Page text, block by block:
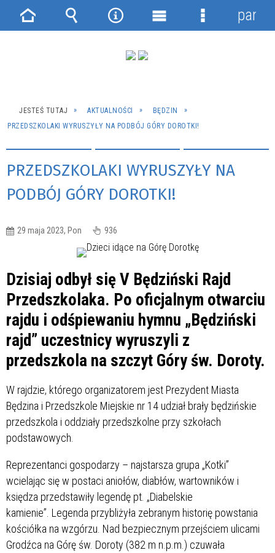
JESTEŚ TUTAJ AKTUALNOŚCI
BĘDZIN
PRZEDSZKOLAKI WYRUSZYŁY NA PODBÓJ GÓRY DOROTKI!
PRZEDSZKOLAKI WYRUSZYŁY NA
PODBÓJ GÓRY DOROTKI!
29 maja 2023, Pon 936
Dzisiaj odbył się V Będziński Rajd
Przedszkolaka. Po oficjalnym otwarciu
rajdu i odśpiewaniu hymnu „Będziński
rajd” uczestnicy wyruszyli z
przedszkola na szczyt Góry św. Doroty.
W rajdzie, którego organizatorem jest Prezydent Miasta
Będzina i Przedszkole Miejskie nr 14 udział brały będzińskie
przedszkola i oddziały przedszkolne przy szkołach
podstawowych.
Reprezentanci gospodarzy – najstarsza grupa „Kotki”
wcielając się w postaci aniołów, diabłów, wartowników i
księdza przedstawiły legendę pt. „Diabelskie
kamienie”. Legenda przybliżyła zebranym historię powstania
kościółka na wzgórzu. Nad bezpiecznym przejściem ulicami
Grodźca na Górę św. Doroty (382 m n.p.m.) czuwała
Strona Wyszukiwarka
NarzędziaMenu
Menu
panel